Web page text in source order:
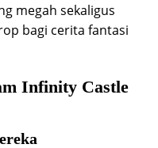
megah sekaligus
bagi cerita fantasi
Infinity Castle